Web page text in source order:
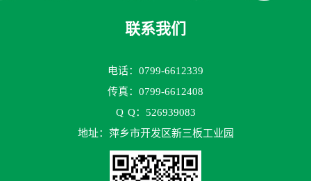
联系我们
电话：0799-6612339
传真：0799-6612408
Q Q：526939083
地址：萍乡市开发区新三板工业园